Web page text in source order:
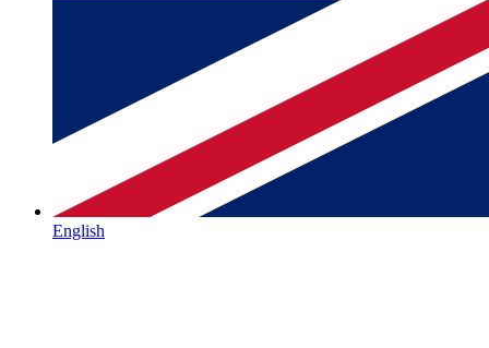
English